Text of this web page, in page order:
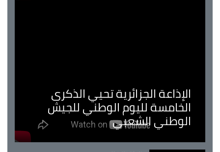
الإذاعة الجزائرية تحيي الذكرى
الخامسة لليوم الوطني للجيش
الوطني الشعبي